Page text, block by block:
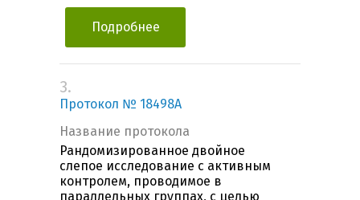
Подробнее
3.
Протокол № 18498A
Название протокола
Рандомизированное двойное
слепое исследование с активным
контролем, проводимое в
параллельных группах, с целью